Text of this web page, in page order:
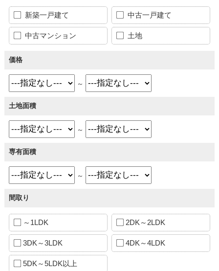
新築一戸建て 中古一戸建て
中古マンション 土地
価格
～
土地面積
～
専有面積
～
間取り
～1LDK 2DK～2LDK
3DK～3LDK 4DK～4LDK
5DK～5LDK以上